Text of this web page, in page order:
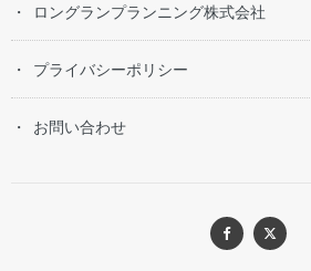
ロングランプランニング株式会社
プライバシーポリシー
お問い合わせ